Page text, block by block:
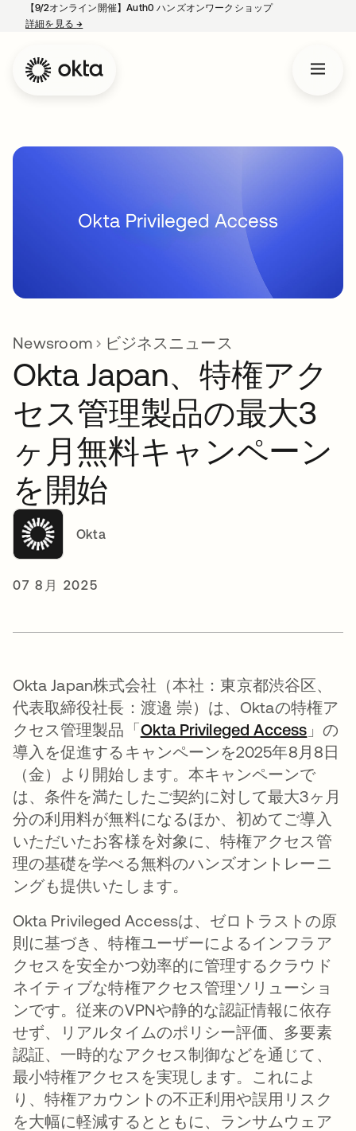
【9/2オンライン開催】Auth0 ハンズオンワークショップ
詳細を見る→
Newsroom ビジネスニュース
Okta Japan、特権アク
セス管理製品の最大3
ヶ月無料キャンペーン
を開始
Okta
07 8月 2025
Okta Japan株式会社（本社：東京都渋谷区、
代表取締役社長：渡邉 崇）は、Oktaの特権ア
クセス管理製品「Okta Privileged Access 」の
導入を促進するキャンペーンを2025年8月8日
（金）より開始します。本キャンペーンで
は、条件を満たしたご契約に対して最大3ヶ月
分の利用料が無料になるほか、初めてご導入
いただいたお客様を対象に、特権アクセス管
理の基礎を学べる無料のハンズオントレーニ
ングも提供いたします。
Okta Privileged Accessは、ゼロトラストの原
則に基づき、特権ユーザーによるインフラア
クセスを安全かつ効率的に管理するクラウド
ネイティブな特権アクセス管理ソリューショ
ンです。従来のVPNや静的な認証情報に依存
せず、リアルタイムのポリシー評価、多要素
認証、一時的なアクセス制御などを通じて、
最小特権アクセスを実現します。これによ
り、特権アカウントの不正利用や誤用リスク
を大幅に軽減するとともに、ランサムウェア